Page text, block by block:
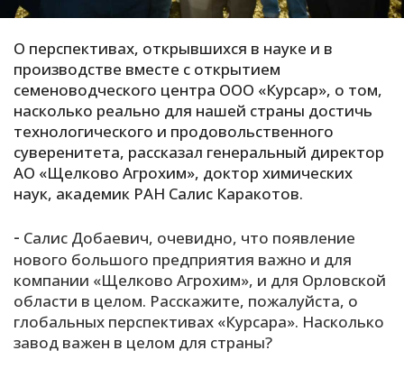
К
Н
У
Х
Я
О перспективах, открывшихся в науке и в
производстве вместе с открытием
семеноводческого центра ООО «Курсар», о том,
насколько реально для нашей страны достичь
технологического и продовольственного
суверенитета, рассказал генеральный директор
АО «Щелково Агрохим», доктор химических
наук, академик РАН Салис Каракотов.
- Салис Добаевич, очевидно, что появление
нового большого предприятия важно и для
компании «Щелково Агрохим», и для Орловской
области в целом. Расскажите, пожалуйста, о
глобальных перспективах «Курсара». Насколько
завод важен в целом для страны?